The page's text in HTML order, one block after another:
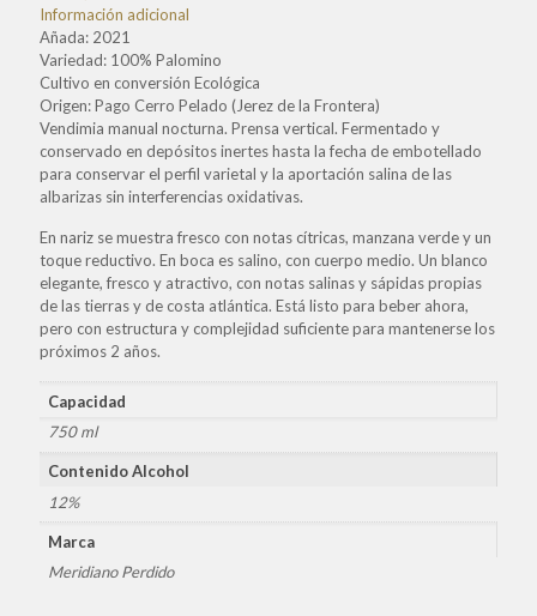
Información adicional
Añada: 2021
Variedad: 100% Palomino
Cultivo en conversión Ecológica
Origen: Pago Cerro Pelado (Jerez de la Frontera)
Vendimia manual nocturna. Prensa vertical. Fermentado y
conservado en depósitos inertes hasta la fecha de embotellado
para conservar el perfil varietal y la aportación salina de las
albarizas sin interferencias oxidativas.
En nariz se muestra fresco con notas cítricas, manzana verde y un
toque reductivo. En boca es salino, con cuerpo medio. Un blanco
elegante, fresco y atractivo, con notas salinas y sápidas propias
de las tierras y de costa atlántica. Está listo para beber ahora,
pero con estructura y complejidad suficiente para mantenerse los
próximos 2 años.
Capacidad
750 ml
Contenido Alcohol
12%
Marca
Meridiano Perdido